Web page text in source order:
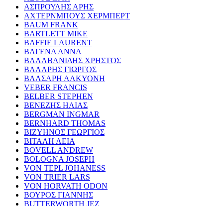
ΑΣΠΡΟΥΛΗΣ ΑΡΗΣ
ΑΧΤΕΡΝΜΠΟΥΣ ΧΕΡΜΠΕΡΤ
BAUM FRANK
BARTLETT MIKE
BAFFIE LAURENT
ΒΑΓΕΝΑ ΑΝΝΑ
ΒΑΛΑΒΑΝΙΔΗΣ ΧΡΗΣΤΟΣ
ΒΑΛΑΡΗΣ ΓΙΩΡΓΟΣ
ΒΑΛΣΑΡΗ ΑΛΚΥΟΝΗ
VEBER FRANCIS
BELBER STEPHEN
ΒΕΝΕΖΗΣ ΗΛΙΑΣ
BERGMAN INGMAR
BERNHARD THOMAS
ΒΙΖΥΗΝΟΣ ΓΕΩΡΓΙΟΣ
ΒΙΤΑΛΗ ΛΕΙΑ
BOVELL ANDREW
BOLOGNA JOSEPH
VON TEPL JOHANESS
VON TRIER LARS
VON HORVATH ODON
ΒΟΥΡΟΣ ΓΙΑΝΝΗΣ
BUTTERWORTH JEZ